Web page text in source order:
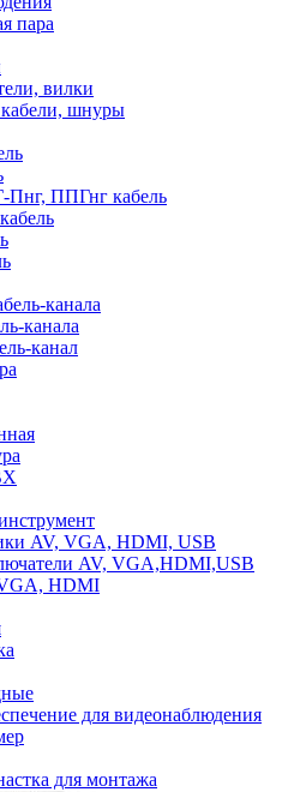
пара
вилки
шнуры
ППГнг кабель
канала
канала
канал
AV, VGA, HDMI, USB
AV, VGA,HDMI,USB
HDMI
для видеонаблюдения
для монтажа